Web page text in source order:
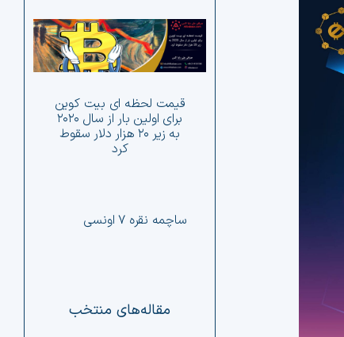
قیمت لحظه ای بیت کوین
برای اولین بار از سال ۲۰۲۰
به زیر ۲۰ هزار دلار سقوط
کرد
ساچمه نقره ۷ اونسی
مقاله‌های منتخب